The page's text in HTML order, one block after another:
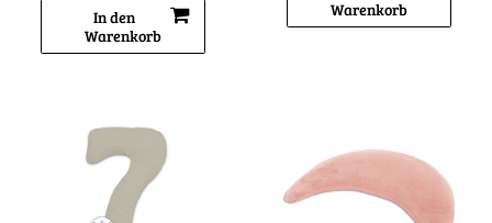
In den
Warenkorb
Warenkorb